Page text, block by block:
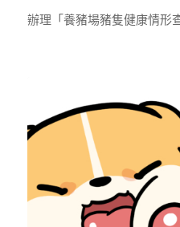
辦理「養豬場豬隻健康情形